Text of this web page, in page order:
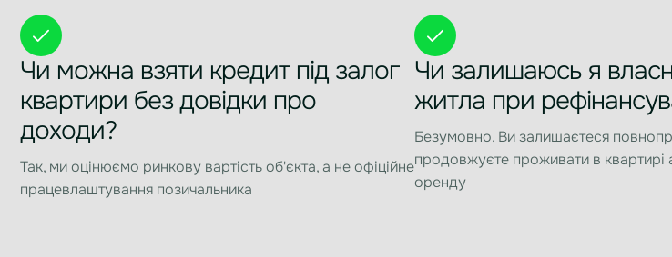
Чи можна взяти кредит під залог
квартири без довідки про
доходи?
Так, ми оцінюємо ринкову вартість об'єкта, а не офіційне
працевлаштування позичальника
Чи залишаюсь я
житла при
Безумовно. Ви залишаєтеся
продовжуєте проживати в квартирі
оренду